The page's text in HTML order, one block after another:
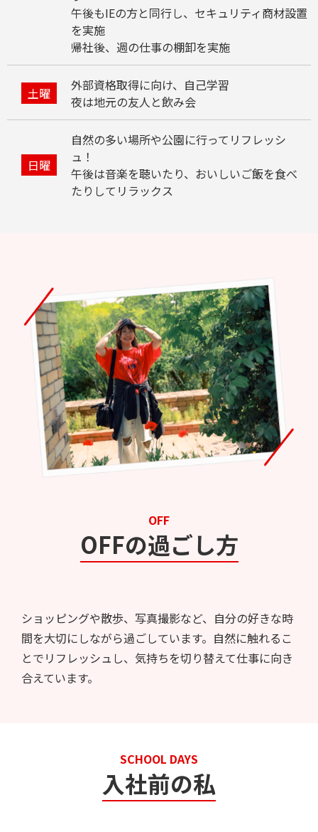
午後もIEの方と同行し、セキュリティ商材設置
を実施
帰社後、週の仕事の棚卸を実施
土曜
外部資格取得に向け、自己学習
夜は地元の友人と飲み会
日曜
自然の多い場所や公園に行ってリフレッシ
ュ！
午後は音楽を聴いたり、おいしいご飯を食べ
たりしてリラックス
OFFの過ごし方
OFF
ショッピングや散歩、写真撮影など、自分の好きな時
間を大切にしながら過ごしています。自然に触れるこ
とでリフレッシュし、気持ちを切り替えて仕事に向き
合えています。
入社前の私
SCHOOL DAYS